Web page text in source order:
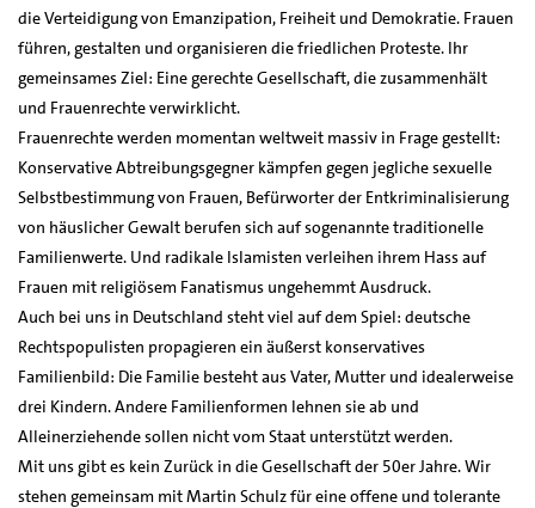
die Verteidigung von Emanzipation, Freiheit und Demokratie. Frauen
führen, gestalten und organisieren die friedlichen Proteste. Ihr
gemeinsames Ziel: Eine gerechte Gesellschaft, die zusammenhält
und Frauenrechte verwirklicht.
Frauenrechte werden momentan weltweit massiv in Frage gestellt:
Konservative Abtreibungsgegner kämpfen gegen jegliche sexuelle
Selbstbestimmung von Frauen, Befürworter der Entkriminalisierung
von häuslicher Gewalt berufen sich auf sogenannte traditionelle
Familienwerte. Und radikale Islamisten verleihen ihrem Hass auf
Frauen mit religiösem Fanatismus ungehemmt Ausdruck.
Auch bei uns in Deutschland steht viel auf dem Spiel: deutsche
Rechtspopulisten propagieren ein äußerst konservatives
Familienbild: Die Familie besteht aus Vater, Mutter und idealerweise
drei Kindern. Andere Familienformen lehnen sie ab und
Alleinerziehende sollen nicht vom Staat unterstützt werden.
Mit uns gibt es kein Zurück in die Gesellschaft der 50er Jahre. Wir
stehen gemeinsam mit Martin Schulz für eine offene und tolerante